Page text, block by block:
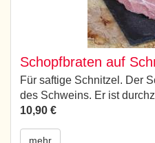
Schopfbraten auf
Für saftige Schnitzel. Der
des Schweins. Er ist
10,90 €
mehr